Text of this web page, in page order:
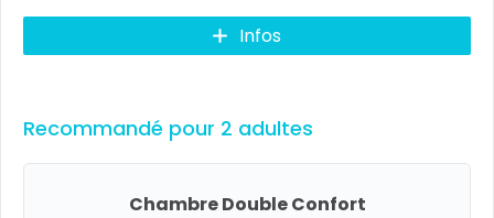
Infos
Recommandé pour 2 adultes
Chambre Double Confort